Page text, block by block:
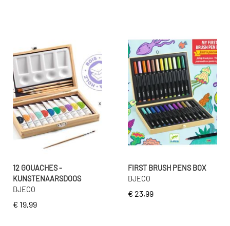
12 GOUACHES -
KUNSTENAARSDOOS
DJECO
€ 19,99
FIRST BRUSH PENS BOX
DJECO
€ 23,99